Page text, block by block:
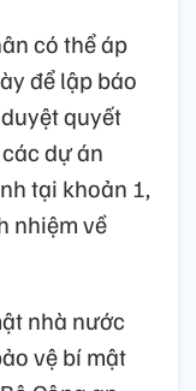
có thể áp
để lập báo
quyết
dự án
tại khoản 1,
nhiệm về
nhà nước
vệ bí mật